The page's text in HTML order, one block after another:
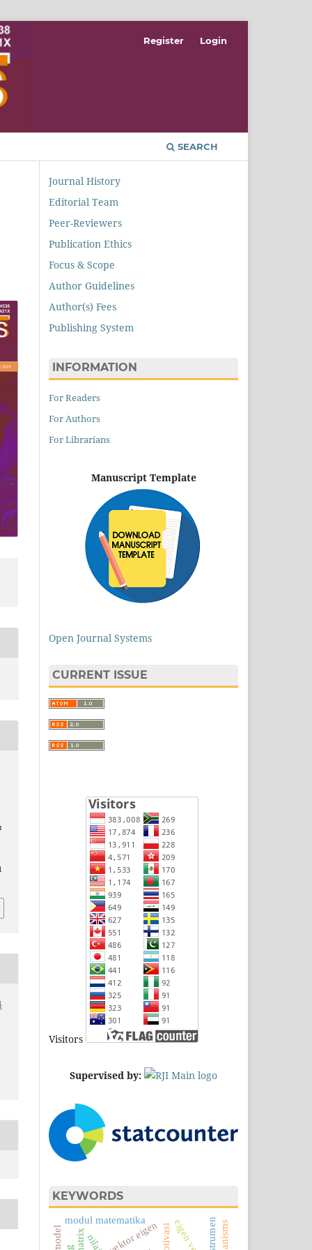
SEARCH
Register Login
Journal History
Editorial Team
Peer-Reviewers
Publication Ethics
Focus & Scope
Author Guidelines
Author(s) Fees
Publishing System
INFORMATION
For Readers
For Authors
For Librarians
Manuscript Template
Open Journal Systems
CURRENT ISSUE
Visitors
Supervised by:
KEYWORDS
vektor eigen
modul matematika
motivasi